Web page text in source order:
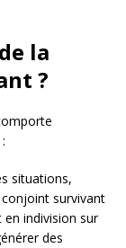
la
?
situations,
survivant
indivision sur
des